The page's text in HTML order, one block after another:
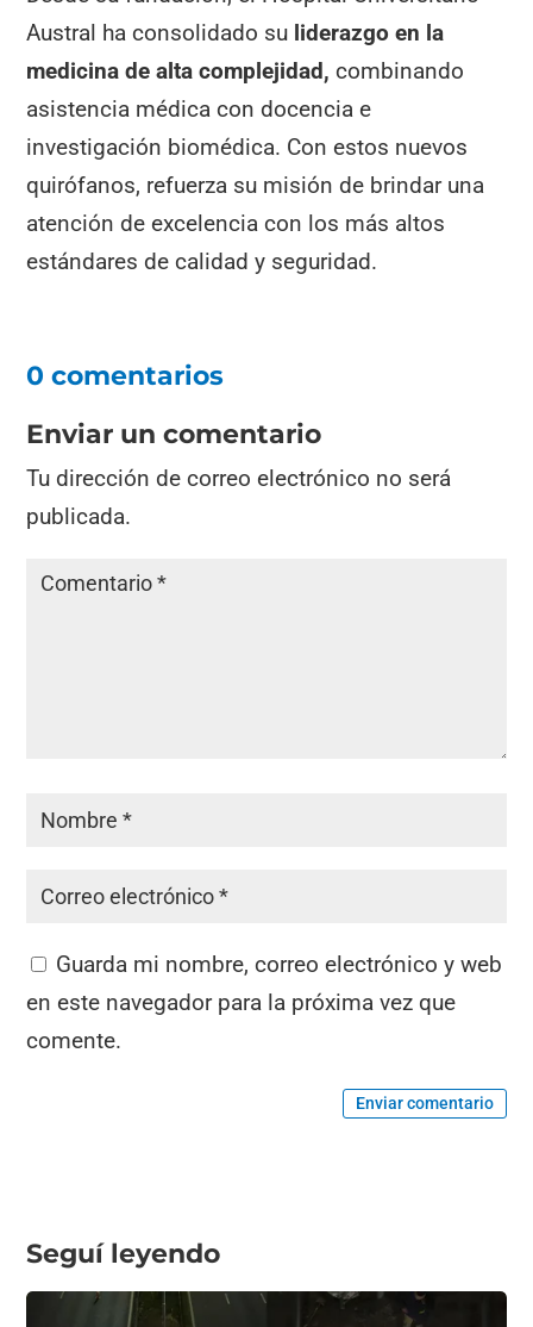
Austral ha consolidado su liderazgo en la
medicina de alta complejidad, combinando
asistencia médica con docencia e
investigación biomédica. Con estos nuevos
quirófanos, refuerza su misión de brindar una
atención de excelencia con los más altos
estándares de calidad y seguridad.
0 comentarios
Enviar un comentario
Tu dirección de correo electrónico no será
publicada.
Guarda mi nombre, correo electrónico y web
en este navegador para la próxima vez que
comente.
Enviar comentario
Seguí leyendo